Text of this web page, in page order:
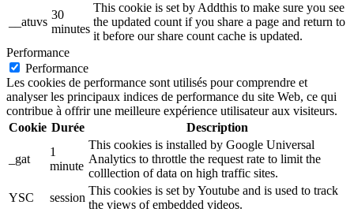
__atuvs
30
minutes
This cookie is set by Addthis to make sure you see
the updated count if you share a page and return to
it before our share count cache is updated.
Performance
Performance
Les cookies de performance sont utilisés pour comprendre et
analyser les principaux indices de performance du site Web, ce qui
contribue à offrir une meilleure expérience utilisateur aux visiteurs.
Cookie Durée Description
_gat
1
minute
This cookies is installed by Google Universal
Analytics to throttle the request rate to limit the
colllection of data on high traffic sites.
YSC
session
This cookies is set by Youtube and is used to track
the views of embedded videos.